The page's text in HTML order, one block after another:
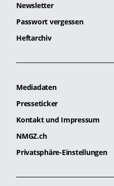
Newsletter
Passwort vergessen
Heftarchiv
Mediadaten
Presseticker
Kontakt und Impressum
NMGZ.ch
Privatsphäre-Einstellungen